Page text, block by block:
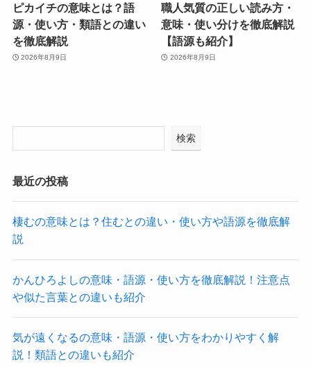
ピカイチの意味とは？語
源・使い方・類語との違い
を徹底解説
2026年8月9日
職人気質の正しい読み方・
意味・使い分けを徹底解説
【語源も紹介】
2026年8月9日
検索
最近の投稿
棲むの意味とは？住むとの違い・使い方や語源を徹底解
説
かんひろよしの意味・語源・使い方を徹底解説！注意点
や似た言葉との違いも紹介
気が遠くなるの意味・語源・使い方をわかりやすく解
説！類語との違いも紹介